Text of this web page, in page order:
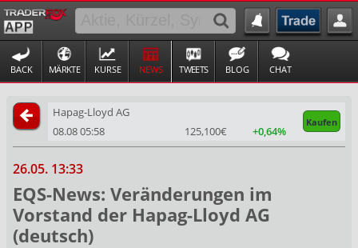
BACK MÄRKTE KURSE NEWS TWEETS BLOG CHAT
Hapag-Lloyd AG
Kaufen
08.08 05:58 125,100€ +0,64%
26.05. 13:33
EQS-News: Veränderungen im
Vorstand der Hapag-Lloyd AG
(deutsch)